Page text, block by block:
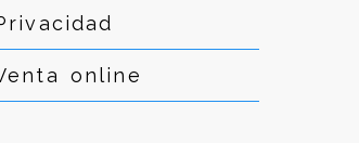
online